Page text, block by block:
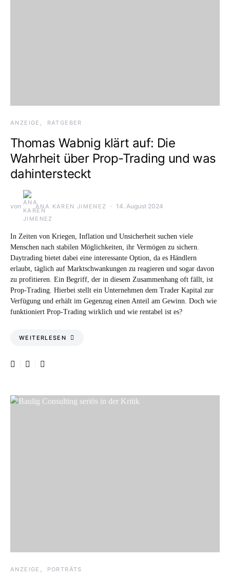
ANZEIGE RATGEBER
Thomas Wabnig klärt auf: Die
Wahrheit über Prop-Trading und was
dahintersteckt
von ANA KAREN JIMENEZ 14. August 2024
In Zeiten von Kriegen, Inflation und Unsicherheit suchen viele
Menschen nach stabilen Möglichkeiten, ihr Vermögen zu sichern.
Daytrading bietet dabei eine interessante Option, da es Händlern
erlaubt, täglich auf Marktschwankungen zu reagieren und sogar davon
zu profitieren. Ein Begriff, der in diesem Zusammenhang oft fällt, ist
Prop-Trading. Hierbei stellt ein Unternehmen dem Trader Kapital zur
Verfügung und erhält im Gegenzug einen Anteil am Gewinn. Doch wie
funktioniert Prop-Trading wirklich und wie rentabel ist es?
WEITERLESEN
ANZEIGE PORTRÄTS